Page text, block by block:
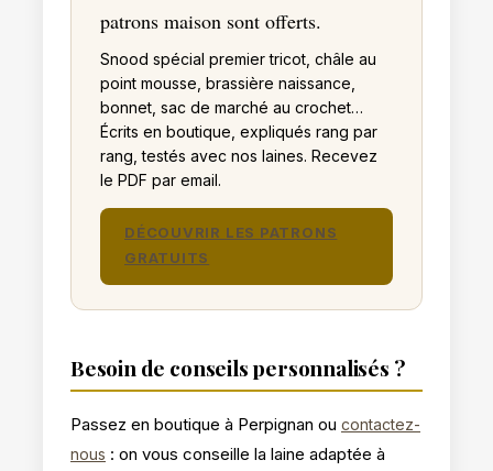
patrons maison sont offerts.
Snood spécial premier tricot, châle au
point mousse, brassière naissance,
bonnet, sac de marché au crochet…
Écrits en boutique, expliqués rang par
rang, testés avec nos laines. Recevez
le PDF par email.
DÉCOUVRIR LES PATRONS
GRATUITS
Besoin de conseils personnalisés ?
Passez en boutique à Perpignan ou contactez-
nous : on vous conseille la laine adaptée à